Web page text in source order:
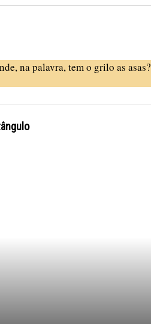
na palavra, tem o grilo as asas?